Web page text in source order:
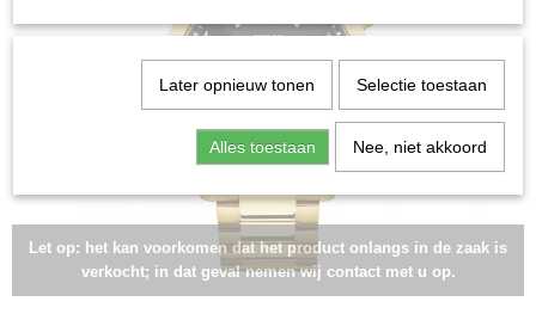
Let op: het kan voorkomen dat het product onlangs in de zaak is
verkocht; in dat geval nemen wij contact met u op.
Later opnieuw tonen Selectie toestaan
Alles toestaan Nee, niet akkoord